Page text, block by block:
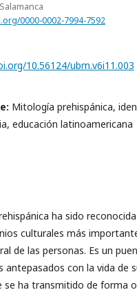
0000-0002-7994-7592
10.56124/ubm.v6i11.003
Mitología prehispánica,
educación latinoamericana
ha sido
culturales más
de las personas. Es un
antepasados con la vida de
ha transmitido de forma